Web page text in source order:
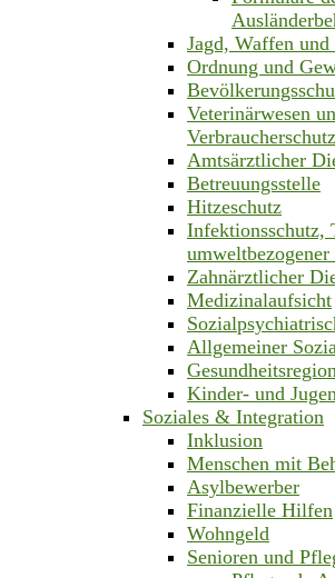
Jagd, Waffen
Ordnung und
Veterinärwesen
Verbraucherschutz
Amtsärztlicher
Betreuungsstelle
Hitzeschutz
Infektionsschutz,
Zahnärztlicher
Medizinalaufsicht
Allgemeiner
Gesundheitsregion
Kinder- und
Soziales & Integration
Inklusion
Menschen mit
Asylbewerber
Finanzielle Hilfen
Wohngeld
Senioren und